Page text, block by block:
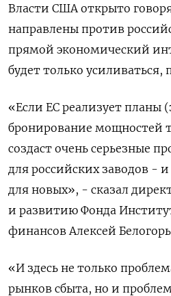
Власти США открыто
направлены против
прямой экономический
будет только
«Если ЕС реализует планы
бронирование мощностей
создаст очень серьезные
для российских заводов -
для новых», - сказал
и развитию Фонда
финансов Алексей
«И здесь не только
рынков сбыта, но и